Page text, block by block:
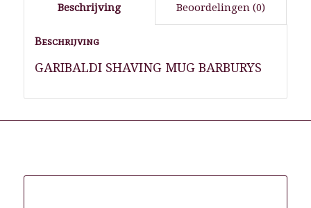
Beschrijving Beoordelingen (0)
Beschrijving
GARIBALDI SHAVING MUG BARBURYS